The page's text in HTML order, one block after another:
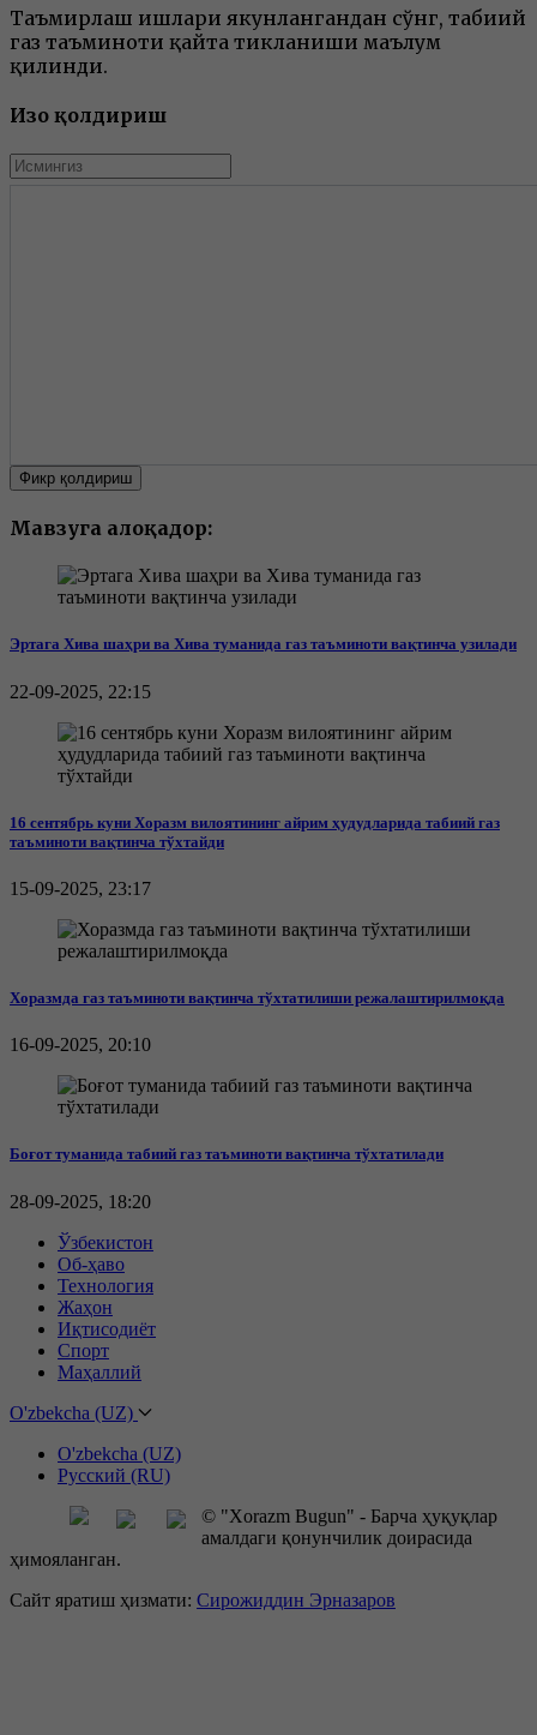
Таъмирлаш ишлари якунлангандан сўнг, табиий
газ таъминоти қайта тикланиши маълум
қилинди.
Изоҳ қолдириш
Фикр қолдириш
Мавзуга алоқадор:
Эртага Хива шаҳри ва Хива туманида газ таъминоти вақтинча узилади
22-09-2025, 22:15
16 сентябрь куни Хоразм вилоятининг айрим ҳудудларида табиий газ
таъминоти вақтинча тўхтайди
15-09-2025, 23:17
Хоразмда газ таъминоти вақтинча тўхтатилиши режалаштирилмоқда
16-09-2025, 20:10
Боғот туманида табиий газ таъминоти вақтинча тўхтатилади
28-09-2025, 18:20
Ўзбекистон
Об-ҳаво
Технология
Жаҳон
Иқтисодиёт
Спорт
Маҳаллий
O'zbekcha (UZ)
O'zbekcha (UZ)
Русский (RU)
© "Xorazm Bugun" - Барча ҳуқуқлар
амалдаги қонунчилик доирасида
ҳимояланган.
Сайт яратиш ҳизмати: Сирожиддин Эрназаров